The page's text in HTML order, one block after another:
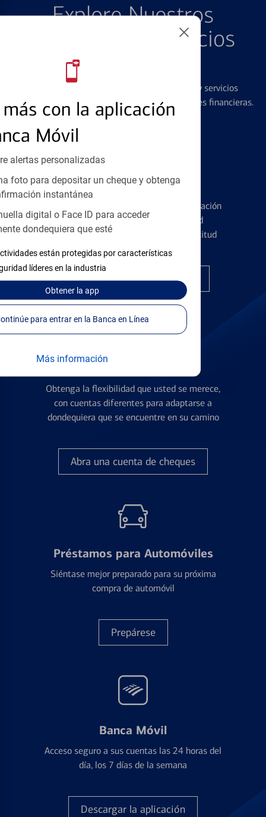
con la aplicación
Móvil
alertas personalizadas
foto para depositar un cheque y obtenga
instantánea
digital o Face ID para acceder
dondequiera que esté
están protegidas por características
líderes en la industria
Obtenerla app
Continúe para entrar en la Banca en Línea
Más información
Explore Nuestros
Productos y Servicios
Destacados
Ofrecemos una amplia gama de productos y servicios
diseñados para ayudar con todas sus necesidades financieras.
Tarjetas de Crédito
Conozca los pormenores de la administración
de tarjetas de crédito y la identidad
financiera antes de presentar una solicitud
Encuentre la tarjeta correcta
Obtenga la flexibilidad que usted se merece,
con cuentas diferentes para adaptarse a
dondequiera que se encuentre en su camino
Abra una cuenta de cheques
Préstamos para Automóviles
Siéntase mejor preparado para su próxima
compra de automóvil
Prepárese
Banca Móvil
Acceso seguro a sus cuentas las 24 horas del
día, los 7 días de la semana
Descargar la aplicación